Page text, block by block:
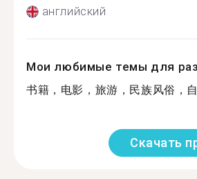
английский
Мои любимые темы для
书籍，电影，旅游，民族风俗，
Скачать